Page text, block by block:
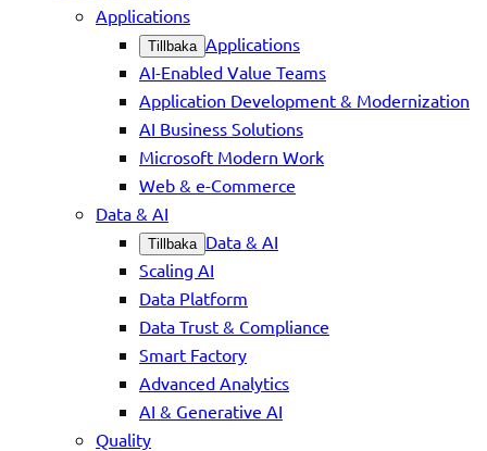
Applications
Tillbaka Applications
AI-Enabled Value Teams
Application Development & Modernization
AI Business Solutions
Microsoft Modern Work
Web & e-Commerce
Data & AI
Tillbaka Data & AI
Scaling AI
Data Platform
Data Trust & Compliance
Smart Factory
Advanced Analytics
AI & Generative AI
Quality